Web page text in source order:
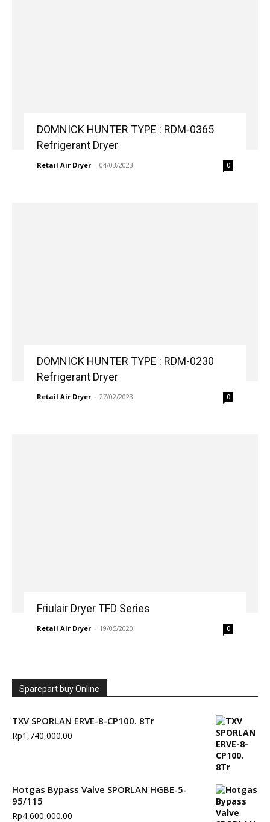
DOMNICK HUNTER TYPE : RDM-0365
Refrigerant Dryer
Retail Air Dryer - 04/03/2023 0
DOMNICK HUNTER TYPE : RDM-0230
Refrigerant Dryer
Retail Air Dryer - 27/02/2023 0
Friulair Dryer TFD Series
Retail Air Dryer - 19/05/2020 0
Sparepart buy Online
TXV SPORLAN ERVE-8-CP100. 8Tr
Rp1,740,000.00
Hotgas Bypass Valve SPORLAN HGBE-5-
95/115
Rp4,600,000.00